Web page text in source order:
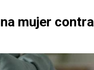
mujer contra